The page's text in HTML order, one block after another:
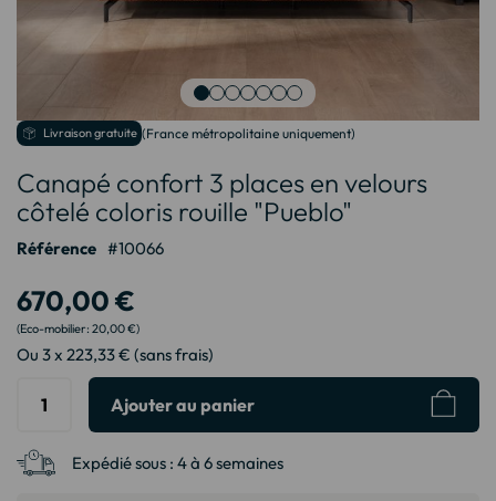
Passer
début
de
la
Galerie
Livraison gratuite (France métropolitaine uniquement)
Canapé confort 3 places en velours
côtelé coloris rouille "Pueblo"
Référence 10066
670,00 €
20,00 €
Ou 3 x 223,33 € (sans frais)
Ajouter au panier
Expédié sous : 4 à 6 semaines